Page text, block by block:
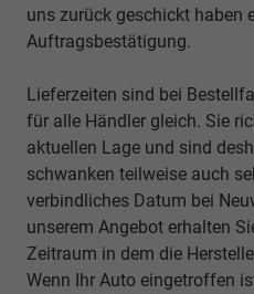
uns zurück geschickt haben
Auftragsbestätigung.
Lieferzeiten sind bei
für alle Händler gleich. Sie
aktuellen Lage und sind
schwanken teilweise auch
verbindliches Datum bei
unserem Angebot erhalten
Zeitraum in dem die
Wenn Ihr Auto eingetroffen